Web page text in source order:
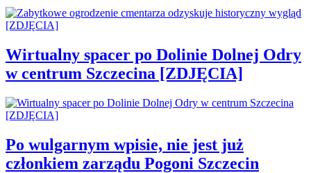
Wirtualny spacer po Dolinie Dolnej Odry
w centrum Szczecina [ZDJĘCIA]
Po wulgarnym wpisie, nie jest już
członkiem zarządu Pogoni Szczecin